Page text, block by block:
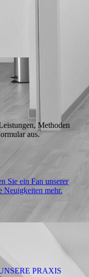
Methoden
aus.
Sie ein Fan unserer
Neuigkeiten mehr.
PRAXIS